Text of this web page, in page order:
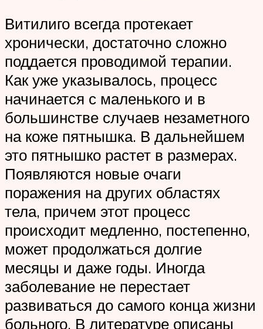
Витилиго всегда протекает
хронически, достаточно сложно
поддается проводимой терапии.
Как уже указывалось, процесс
начинается с маленького и в
большинстве случаев незаметного
на коже пятнышка. В дальнейшем
это пятнышко растет в размерах.
Появляются новые очаги
поражения на других областях
тела, причем этот процесс
происходит медленно, постепенно,
может продолжаться долгие
месяцы и даже годы. Иногда
заболевание не перестает
развиваться до самого конца жизни
больного. В литературе описаны